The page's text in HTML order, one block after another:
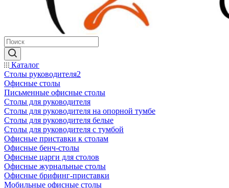
Каталог
Столы руководителя2
Офисные столы
Письменные офисные столы
Столы для руководителя
Столы для руководителя на опорной тумбе
Столы для руководителя белые
Столы для руководителя с тумбой
Офисные приставки к столам
Офисные бенч-столы
Офисные царги для столов
Офисные журнальные столы
Офисные брифинг-приставки
Мобильные офисные столы